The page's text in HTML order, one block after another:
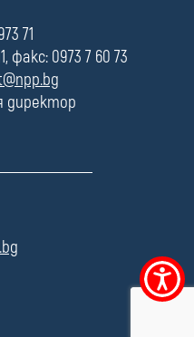
Меню
за
71
факс: 0973 7 60 73
директор